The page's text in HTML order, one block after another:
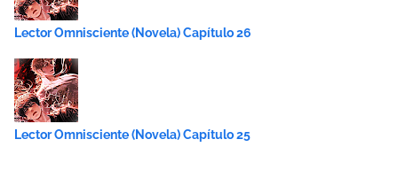
Lector Omnisciente (Novela) Capítulo 26
Lector Omnisciente (Novela) Capítulo 25